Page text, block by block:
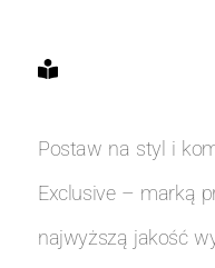
Postaw na styl i
Exclusive – marką
najwyższą jakość